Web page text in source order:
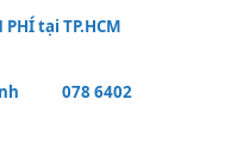
tại TP.HCM
078 6402